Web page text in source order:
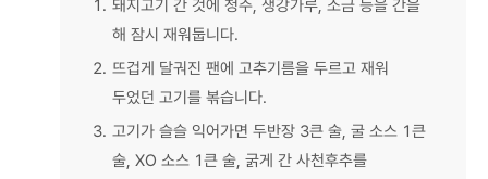
1. 돼지고기 간 것에 청주, 생강가루, 소금 등을 간을
해 잠시 재워둡니다.
2. 뜨겁게 달궈진 팬에 고추기름을 두르고 재워
두었던 고기를 볶습니다.
3. 고기가 슬슬 익어가면 두반장 3큰 술, 굴 소스 1큰
술, XO 소스 1큰 술, 굵게 간 사천후추를